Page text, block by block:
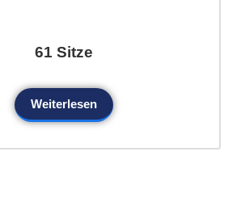
61 Sitze
Weiterlesen